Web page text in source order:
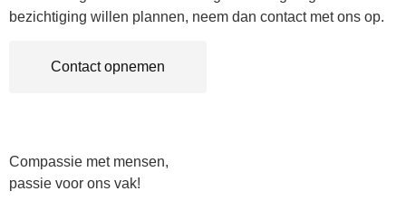
bezichtiging willen plannen, neem dan contact met ons op.
Contact opnemen
Compassie met mensen,
passie voor ons vak!